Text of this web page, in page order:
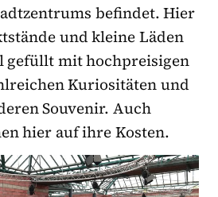
befindet. Hier
und kleine Läden
gefüllt mit hochpreisigen
Kuriositäten und
Souvenir. Auch
hier auf ihre Kosten.